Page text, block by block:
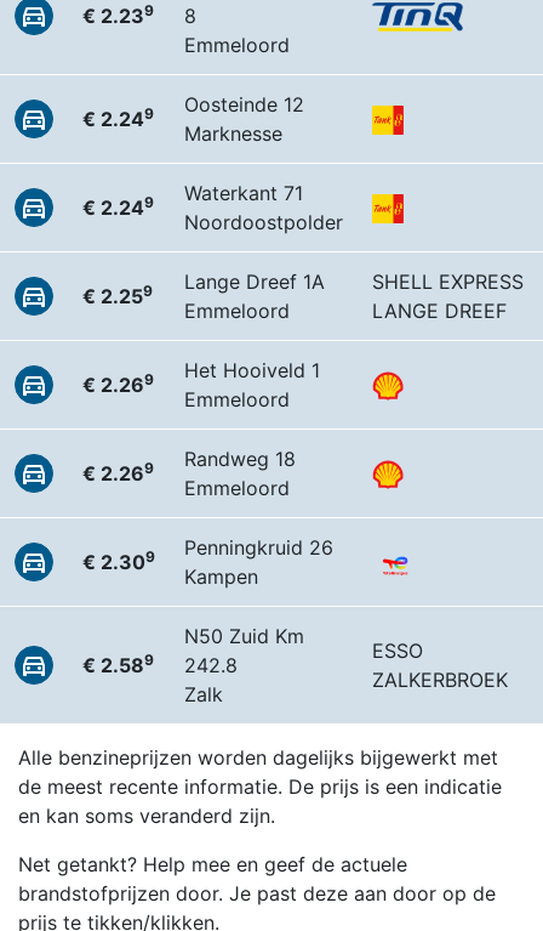
€ 2.239
8
Emmeloord
€ 2.249
Oosteinde 12
Marknesse
€ 2.249
Waterkant 71
Noordoostpolder
€ 2.259
Lange Dreef 1A
Emmeloord
SHELL EXPRESS
LANGE DREEF
€ 2.269
Het Hooiveld 1
Emmeloord
€ 2.269
Randweg 18
Emmeloord
€ 2.309
Penningkruid 26
Kampen
€ 2.589
N50 Zuid Km
242.8
Zalk
ESSO
ZALKERBROEK
Alle benzineprijzen worden dagelijks bijgewerkt met
de meest recente informatie. De prijs is een indicatie
en kan soms veranderd zijn.
Net getankt? Help mee en geef de actuele
brandstofprijzen door. Je past deze aan door op de
prijs te tikken/klikken.